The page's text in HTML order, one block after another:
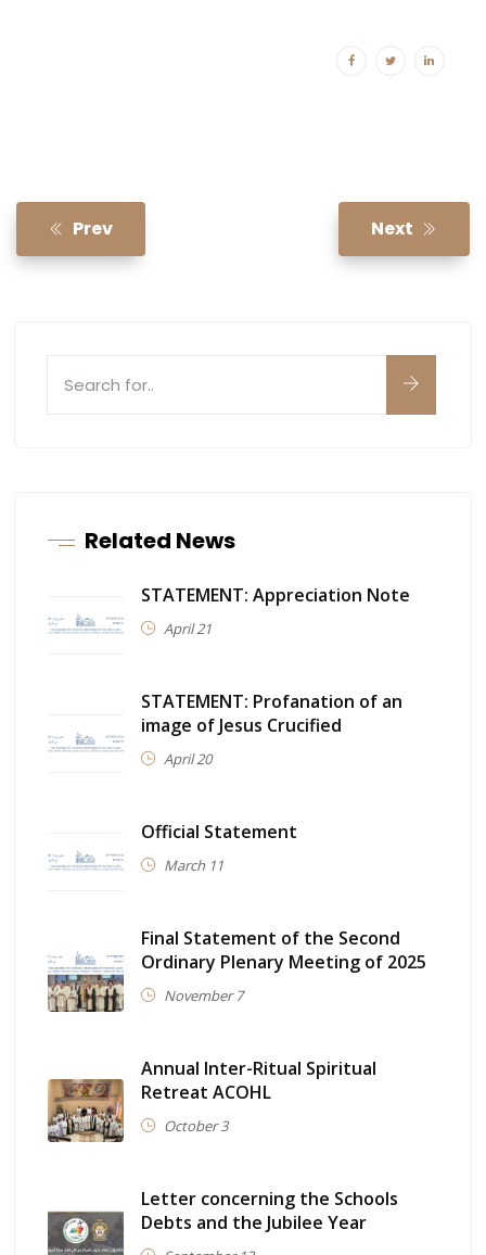
Prev Next
Related News
STATEMENT: Appreciation Note
April 21
STATEMENT: Profanation of an
image of Jesus Crucified
April 20
Official Statement
March 11
Final Statement of the Second
Ordinary Plenary Meeting of 2025
November 7
Annual Inter-Ritual Spiritual
Retreat ACOHL
October 3
Letter concerning the Schools
Debts and the Jubilee Year